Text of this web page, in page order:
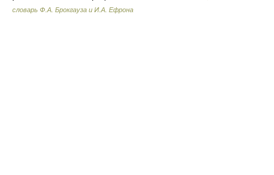
словарь Ф.А. Брокгауза и И.А. Ефрона